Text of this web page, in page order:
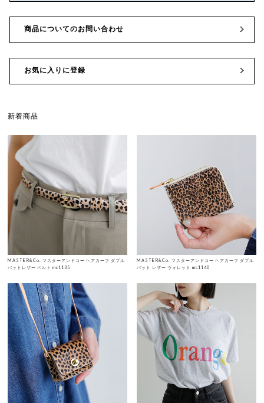
商品についてのお問い合わせ
お気に入りに登録
新着商品
MASTER&Co. マスターアンドコー ヘアカーフ ダブル
バットレザー ベルト mc1135
MASTER&Co. マスターアンドコー ヘアカーフ ダブル
バット レザー ウォレット mc1140